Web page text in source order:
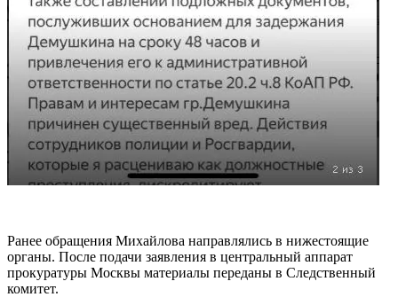
Ранее обращения Михайлова направлялись в нижестоящие
органы. После подачи заявления в центральный аппарат
прокуратуры Москвы материалы переданы в Следственный
комитет.